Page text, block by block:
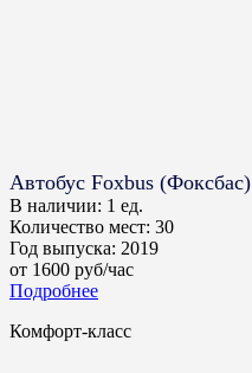
Автобус Foxbus (Фоксбас)
В наличии: 1 ед.
Количество мест: 30
Год выпуска: 2019
от 1600 руб/час
Подробнее
Комфорт-класс